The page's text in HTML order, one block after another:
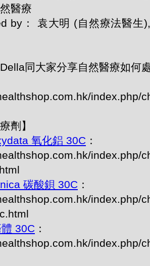
醫療
by： 袁大明 (自然療法醫生),
同大家分享自然醫療如何
index.php/
劑】
氧化鋁 30C ：
index.php/
碳酸鋇 30C ：
index.php/
30C ：
index.php/